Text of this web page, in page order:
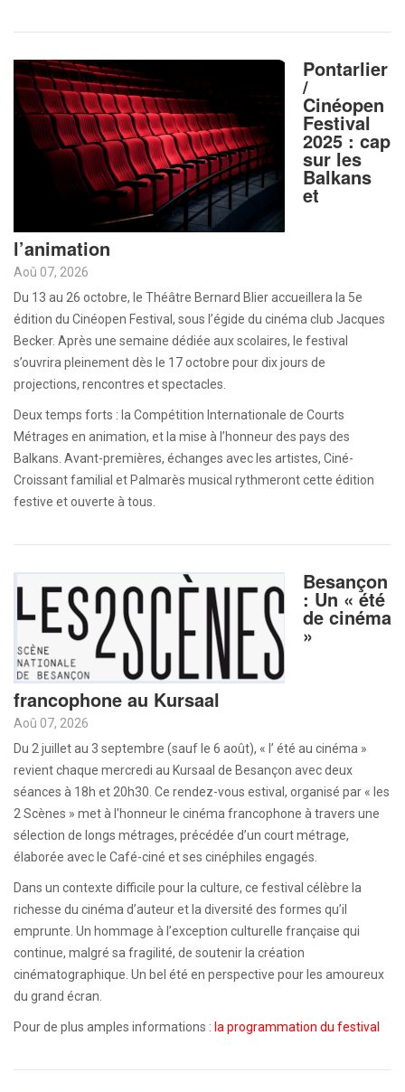
Pontarlier
/
Cinéopen
Festival
2025 : cap
sur les
Balkans
et
l’animation
Aoû 07, 2026
Du 13 au 26 octobre, le Théâtre Bernard Blier accueillera la 5e
édition du Cinéopen Festival, sous l’égide du cinéma club Jacques
Becker. Après une semaine dédiée aux scolaires, le festival
s’ouvrira pleinement dès le 17 octobre pour dix jours de
projections, rencontres et spectacles.
Deux temps forts : la Compétition Internationale de Courts
Métrages en animation, et la mise à l’honneur des pays des
Balkans. Avant-premières, échanges avec les artistes, Ciné-
Croissant familial et Palmarès musical rythmeront cette édition
festive et ouverte à tous.
Besançon
: Un « été
de cinéma
»
francophone au Kursaal
Aoû 07, 2026
Du 2 juillet au 3 septembre (sauf le 6 août), « l’ été au cinéma »
revient chaque mercredi au Kursaal de Besançon avec deux
séances à 18h et 20h30. Ce rendez-vous estival, organisé par « les
2 Scènes » met à l'honneur le cinéma francophone à travers une
sélection de longs métrages, précédée d’un court métrage,
élaborée avec le Café-ciné et ses cinéphiles engagés.
Dans un contexte difficile pour la culture, ce festival célèbre la
richesse du cinéma d’auteur et la diversité des formes qu’il
emprunte. Un hommage à l’exception culturelle française qui
continue, malgré sa fragilité, de soutenir la création
cinématographique. Un bel été en perspective pour les amoureux
du grand écran.
Pour de plus amples informations : la programmation du festival